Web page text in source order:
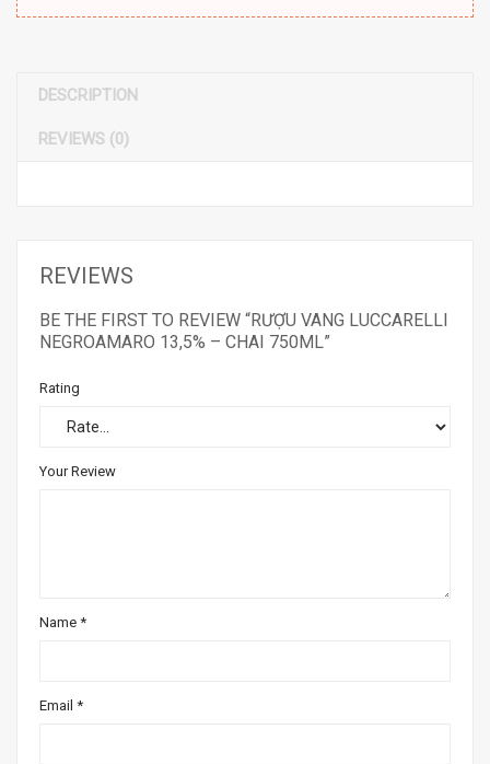
DESCRIPTION
REVIEWS (0)
REVIEWS
BE THE FIRST TO REVIEW “RƯỢU VANG LUCCARELLI
NEGROAMARO 13,5% – CHAI 750ML”
Rating
Your Review
Name *
Email *